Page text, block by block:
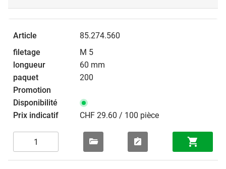
85.274.560
M 5
60 mm
200
CHF 29.60 / 100 pièce